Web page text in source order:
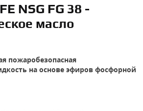
NSG FG 38 -
масло
пожаробезопасная
на основе эфиров фосфорной